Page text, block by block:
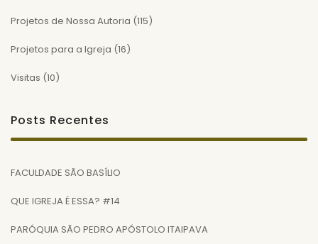
Projetos de Nossa Autoria (115)
Projetos para a Igreja (16)
Visitas (10)
Posts Recentes
FACULDADE SÃO BASÍLIO
QUE IGREJA É ESSA? #14
PARÓQUIA SÃO PEDRO APÓSTOLO ITAIPAVA